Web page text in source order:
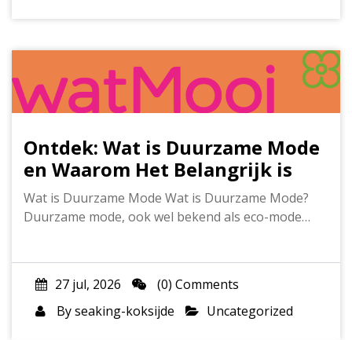
Ontdek: Wat is Duurzame Mode
en Waarom Het Belangrijk is
Wat is Duurzame Mode Wat is Duurzame Mode?
Duurzame mode, ook wel bekend als eco-mode…
27 jul, 2026
(0) Comments
Byseaking-koksijde Uncategorized